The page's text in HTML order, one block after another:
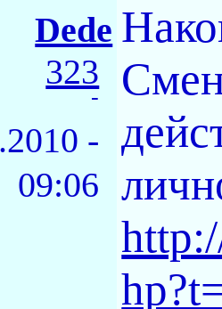
Dede
323
-
-
09:06